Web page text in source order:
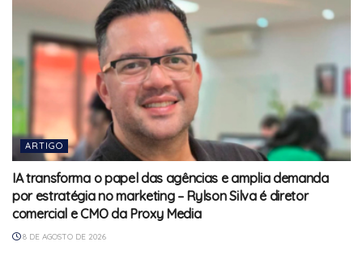
ARTIGO
IA transforma o papel das agências e amplia demanda
por estratégia no marketing – Rylson Silva é diretor
comercial e CMO da Proxy Media
8 DE AGOSTO DE 2026